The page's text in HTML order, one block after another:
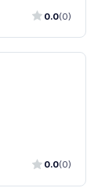
0.0(0)
0.0(0)